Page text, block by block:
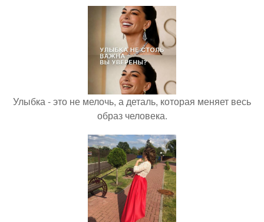
Улыбка - это не мелочь, а деталь, которая меняет весь
образ человека.